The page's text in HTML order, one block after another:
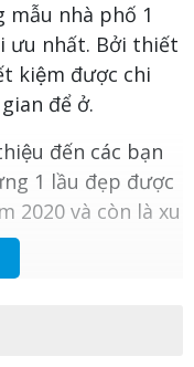
nhà phố 1
ưu nhất. Bởi thiết
kiệm được chi
để ở.
đến các bạn
1 lầu đẹp được
2020 và còn là xu